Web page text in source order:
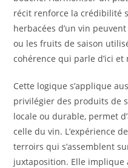
récit renforce la crédibilité
herbacées d’un vin
ou les fruits de saison
cohérence qui parle d’ici
Cette logique s’applique
privilégier des produits de
locale ou durable, permet
celle du vin. L’expérience
terroirs qui s’assemblent
juxtaposition. Elle implique